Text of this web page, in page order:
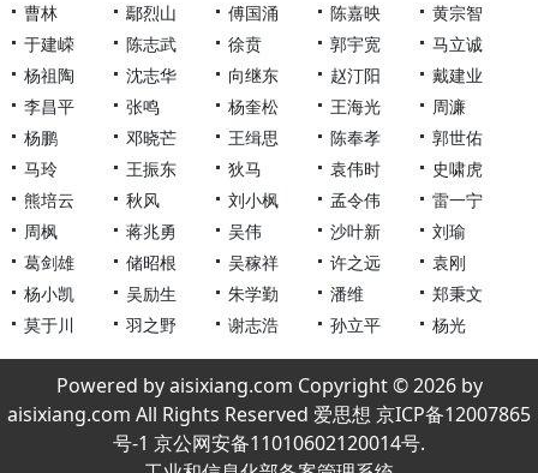
曹林
鄢烈山 傅国涌 陈嘉映
黄宗智
于建嵘
陈志武 徐贲 郭宇宽
马立诚
杨祖陶
沈志华 向继东 赵汀阳
戴建业
李昌平
张鸣 杨奎松 王海光
周濂
杨鹏
邓晓芒 王缉思 陈奉孝
郭世佑
马玲
王振东 狄马 袁伟时
史啸虎
熊培云
秋风 刘小枫 孟令伟
雷一宁
周枫
蒋兆勇 吴伟 沙叶新
刘瑜
葛剑雄
储昭根 吴稼祥 许之远
袁刚
杨小凯
吴励生 朱学勤 潘维
郑秉文
莫于川
羽之野 谢志浩 孙立平 杨光
Powered by aisixiang.com Copyright © 2026 by
aisixiang.com All Rights Reserved 爱思想 京ICP备12007865
号-1 京公网安备11010602120014号.